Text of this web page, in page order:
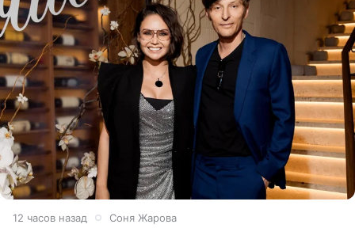
12 часов назад Соня Жарова